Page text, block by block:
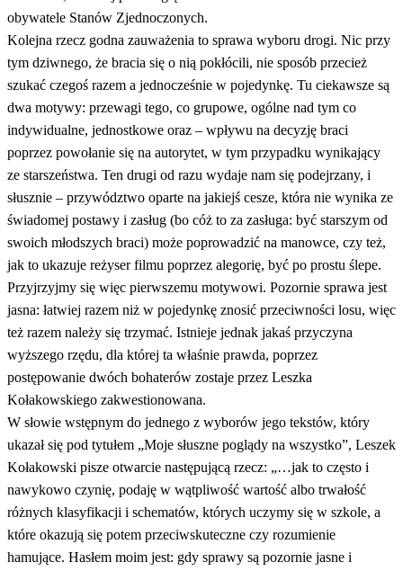
obywatele Stanów Zjednoczonych.
Kolejna rzecz godna zauważenia to sprawa wyboru drogi. Nic przy
tym dziwnego, że bracia się o nią pokłócili, nie sposób przecież
szukać czegoś razem a jednocześnie w pojedynkę. Tu ciekawsze są
dwa motywy: przewagi tego, co grupowe, ogólne nad tym co
indywidualne, jednostkowe oraz – wpływu na decyzję braci
poprzez powołanie się na autorytet, w tym przypadku wynikający
ze starszeństwa. Ten drugi od razu wydaje nam się podejrzany, i
słusznie – przywództwo oparte na jakiejś cesze, która nie wynika ze
świadomej postawy i zasług (bo cóż to za zasługa: być starszym od
swoich młodszych braci) może poprowadzić na manowce, czy też,
jak to ukazuje reżyser filmu poprzez alegorię, być po prostu ślepe.
Przyjrzyjmy się więc pierwszemu motywowi. Pozornie sprawa jest
jasna: łatwiej razem niż w pojedynkę znosić przeciwności losu, więc
też razem należy się trzymać. Istnieje jednak jakaś przyczyna
wyższego rzędu, dla której ta właśnie prawda, poprzez
postępowanie dwóch bohaterów zostaje przez Leszka
Kołakowskiego zakwestionowana.
W słowie wstępnym do jednego z wyborów jego tekstów, który
ukazał się pod tytułem „Moje słuszne poglądy na wszystko”, Leszek
Kołakowski pisze otwarcie następującą rzecz: „…jak to często i
nawykowo czynię, podaję w wątpliwość wartość albo trwałość
różnych klasyfikacji i schematów, których uczymy się w szkole, a
które okazują się potem przeciwskuteczne czy rozumienie
hamujące. Hasłem moim jest: gdy sprawy są pozornie jasne i